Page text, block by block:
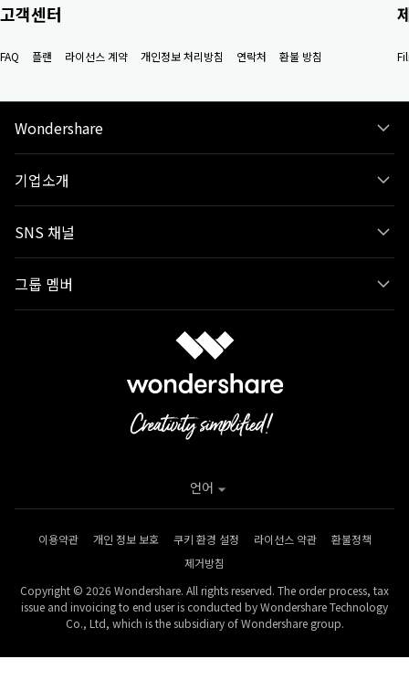
고객센터
FAQ 플랜 라이선스 계약 개인정보 처리방침 연락처 환불 방침
Wondershare
기업소개
SNS 채널
그룹 멤버
이용약관 개인 정보 보호 쿠키 환경 설정 라이선스 약관
환불정책
제거방침
Copyright © 2026 Wondershare. All rights reserved. The order process, tax
issue and invoicing to end user is conducted by Wondershare Technology
Co., Ltd, which is the subsidiary of Wondershare group.
언어